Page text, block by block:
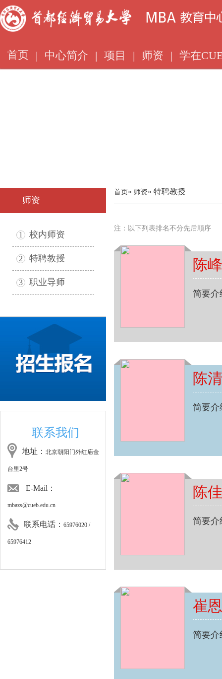
首页 | 中心简介 | 项目 | 师资 | 学在
师资
1 校内师资
2 特聘教授
3 职业导师
联系我们
地址： 北京朝阳门外红庙金
台里2号
E-Mail：
mbazs@cueb.edu.cn
联系电话： 65976020 /
65976412
首页» 师资» 特聘教授
注：以下列表排名不分先后顺序
陈
简要介
陈
简要介
陈
简要介
崔
简要介